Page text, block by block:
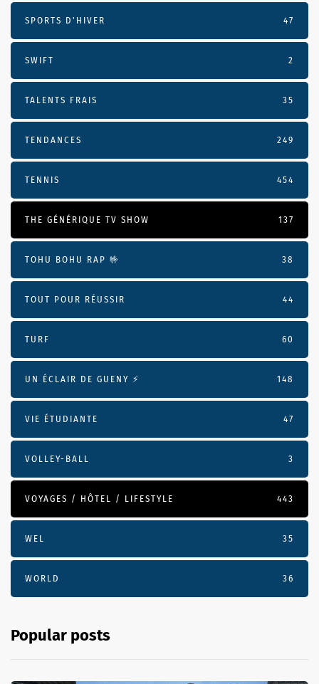
SPORTS D'HIVER 47
SWIFT 2
TALENTS FRAIS 35
TENDANCES 249
TENNIS 454
THE GÉNÉRIQUE TV SHOW 137
TOHU BOHU RAP 🤟 38
TOUT POUR RÉUSSIR 44
TURF 60
UN ÉCLAIR DE GUENY ⚡️ 148
VIE ÉTUDIANTE 47
VOLLEY-BALL 3
VOYAGES / HÔTEL / LIFESTYLE 443
WEL 35
WORLD 36
Popular posts